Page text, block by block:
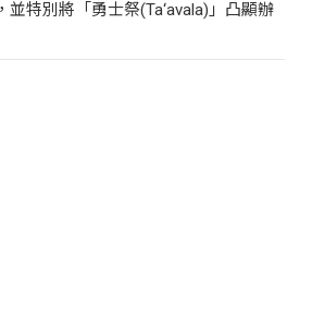
並特別將「勇士祭(Ta‘avala)」凸顯辦